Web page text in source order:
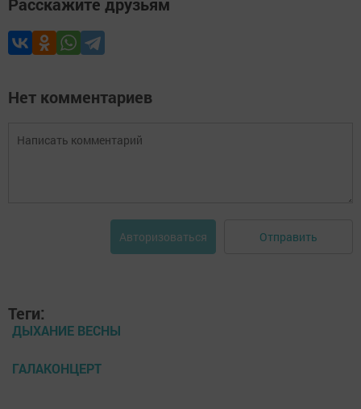
Расскажите друзьям
Нет комментариев
Авторизоваться Отправить
Теги:
ДЫХАНИЕ ВЕСНЫ
ГАЛАКОНЦЕРТ